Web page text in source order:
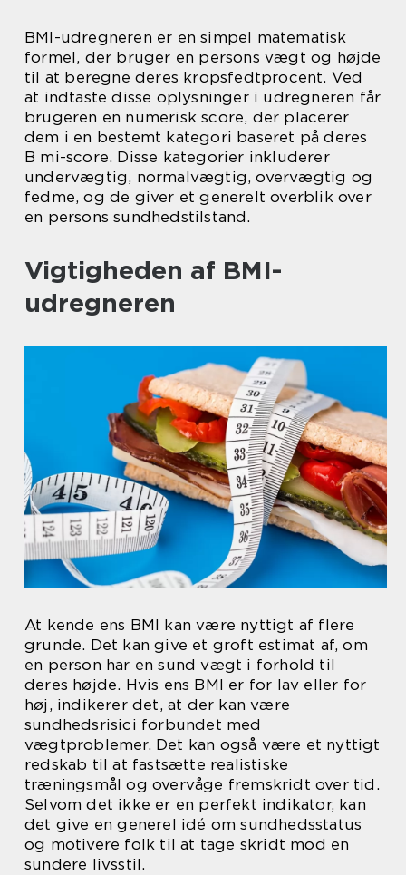
BMI-udregneren er en simpel matematisk
formel, der bruger en persons vægt og højde
til at beregne deres kropsfedtprocent. Ved
at indtaste disse oplysninger i udregneren får
brugeren en numerisk score, der placerer
dem i en bestemt kategori baseret på deres
B mi-score. Disse kategorier inkluderer
undervægtig, normalvægtig, overvægtig og
fedme, og de giver et generelt overblik over
en persons sundhedstilstand.
Vigtigheden af BMI-
udregneren
At kende ens BMI kan være nyttigt af flere
grunde. Det kan give et groft estimat af, om
en person har en sund vægt i forhold til
deres højde. Hvis ens BMI er for lav eller for
høj, indikerer det, at der kan være
sundhedsrisici forbundet med
vægtproblemer. Det kan også være et nyttigt
redskab til at fastsætte realistiske
træningsmål og overvåge fremskridt over tid.
Selvom det ikke er en perfekt indikator, kan
det give en generel idé om sundhedsstatus
og motivere folk til at tage skridt mod en
sundere livsstil.